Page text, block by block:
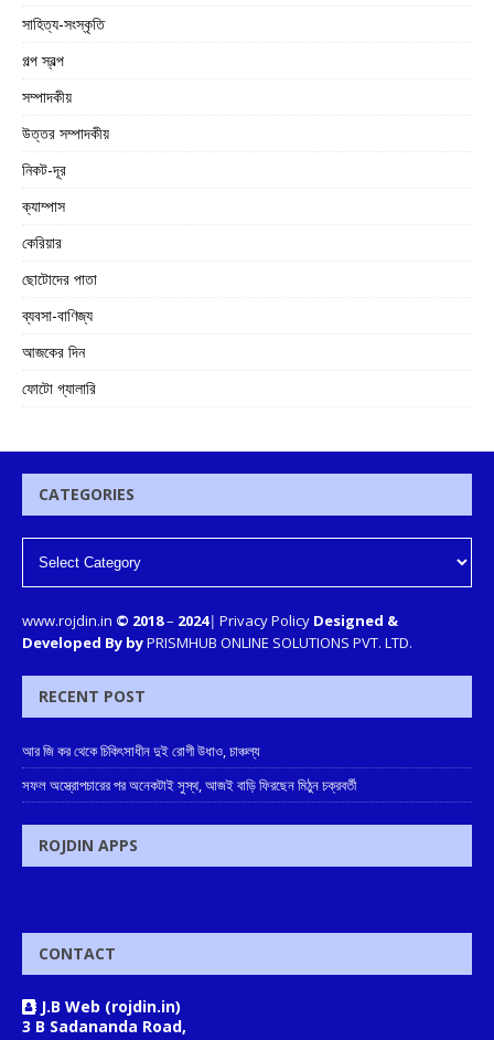
সাহিত্য-সংস্কৃতি
গল্প স্বল্প
সম্পাদকীয়
উত্তর সম্পাদকীয়
নিকট-দূর
ক্যাম্পাস
কেরিয়ার
ছোটোদের পাতা
ব্যবসা-বাণিজ্য
আজকের দিন
ফোটো গ্যালারি
CATEGORIES
www.rojdin.in © 2018– 2024| Privacy Policy Designed &
Developed By byPRISMHUB ONLINE SOLUTIONS PVT. LTD.
RECENT POST
আর জি কর থেকে চিকিৎসাধীন দুই রোগী উধাও, চাঞ্চল্য
সফল অস্ত্রোপচারের পর অনেকটাই সুস্থ, আজই বাড়ি ফিরছেন মিঠুন চক্রবর্তী
ROJDIN APPS
CONTACT
J.B Web (rojdin.in)
3 B Sadananda Road,